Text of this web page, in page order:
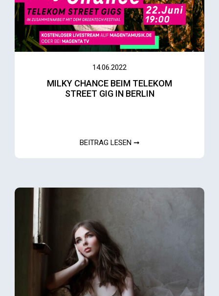
14.06.2022
MILKY CHANCE BEIM TELEKOM
STREET GIG IN BERLIN
BEITRAG LESEN ➞